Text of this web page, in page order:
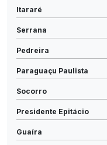
Itararé
Serrana
Pedreira
Paraguaçu Paulista
Socorro
Presidente Epitácio
Guaíra